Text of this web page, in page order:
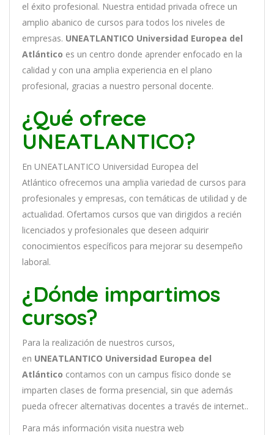
el éxito profesional. Nuestra entidad privada ofrece un
amplio abanico de cursos para todos los niveles de
empresas. UNEATLANTICO Universidad Europea del
Atlántico es un centro donde aprender enfocado en la
calidad y con una amplia experiencia en el plano
profesional, gracias a nuestro personal docente.
¿Qué ofrece
UNEATLANTICO?
En UNEATLANTICO Universidad Europea del
Atlántico ofrecemos una amplia variedad de cursos para
profesionales y empresas, con temáticas de utilidad y de
actualidad. Ofertamos cursos que van dirigidos a recién
licenciados y profesionales que deseen adquirir
conocimientos específicos para mejorar su desempeño
laboral.
¿Dónde impartimos
cursos?
Para la realización de nuestros cursos,
en UNEATLANTICO Universidad Europea del
Atlántico contamos con un campus físico donde se
imparten clases de forma presencial, sin que además
pueda ofrecer alternativas docentes a través de internet..
Para más información visita nuestra web